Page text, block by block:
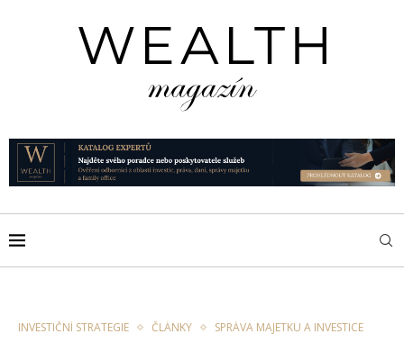
INVESTIČNÍ STRATEGIE ČLÁNKY SPRÁVA MAJETKU A INVESTICE